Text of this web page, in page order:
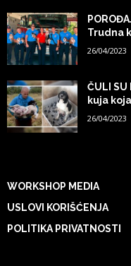
Trudna
26/04/2023
ČULI SU
kuja
26/04/2023
WORKSHOP MEDIA
USLOVI KORIŠĆENJA
POLITIKA PRIVATNOSTI